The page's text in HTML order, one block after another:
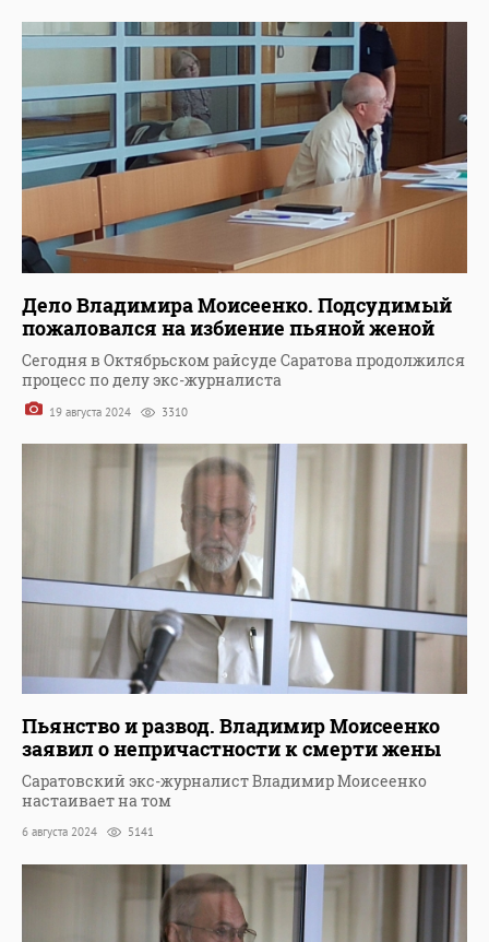
Дело Владимира Моисеенко. Подсудимый
пожаловался на избиение пьяной женой
Сегодня в Октябрьском райсуде Саратова продолжился
процесс по делу экс-журналиста
19 августа 2024 3310
Пьянство и развод. Владимир Моисеенко
заявил о непричастности к смерти жены
Саратовский экс-журналист Владимир Моисеенко
настаивает на том
6 августа 2024 5141